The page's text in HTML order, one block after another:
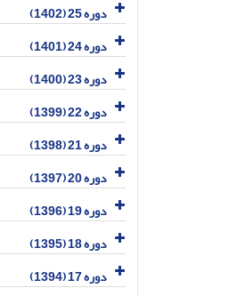
دوره 25 (1402)
دوره 24 (1401)
دوره 23 (1400)
دوره 22 (1399)
دوره 21 (1398)
دوره 20 (1397)
دوره 19 (1396)
دوره 18 (1395)
دوره 17 (1394)